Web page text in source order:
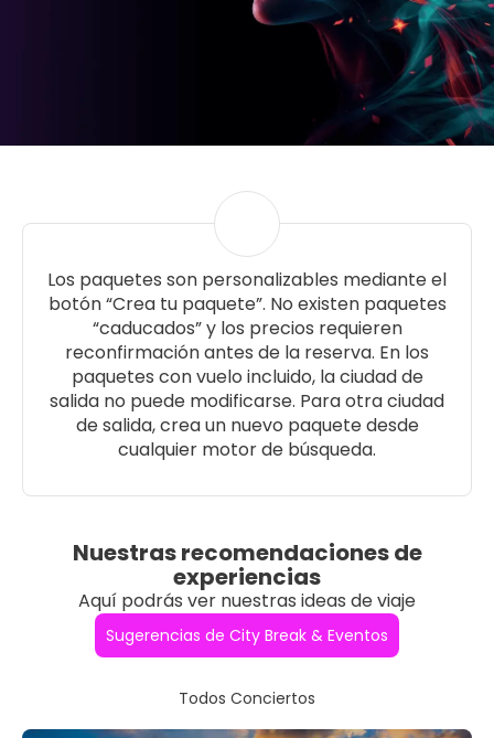
Los paquetes son personalizables mediante el
botón “Crea tu paquete”. No existen paquetes
“caducados” y los precios requieren
reconfirmación antes de la reserva. En los
paquetes con vuelo incluido, la ciudad de
salida no puede modificarse. Para otra ciudad
de salida, crea un nuevo paquete desde
cualquier motor de búsqueda.
Nuestras recomendaciones de
experiencias
Aquí podrás ver nuestras ideas de viaje
Sugerencias de City Break & Eventos
Todos Conciertos